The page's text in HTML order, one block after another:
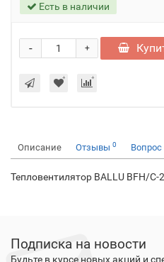
Есть в наличии
+
-
Описание Отзывы 0 Вопрос
Тепловентилятор BALLU BFH/C-
Подписка на новости
Будьте в курсе новых акций и